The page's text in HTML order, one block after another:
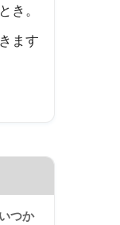
き。
ます
つか